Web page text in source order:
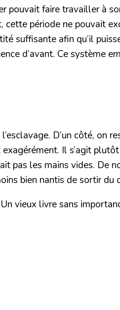
pouvait faire travailler à
période ne pouvait
suffisante afin qu’il
d’avant. Ce système
D’un côté, on
Il s’agit
pas les mains vides. De
bien nantis de sortir du
vieux livre sans